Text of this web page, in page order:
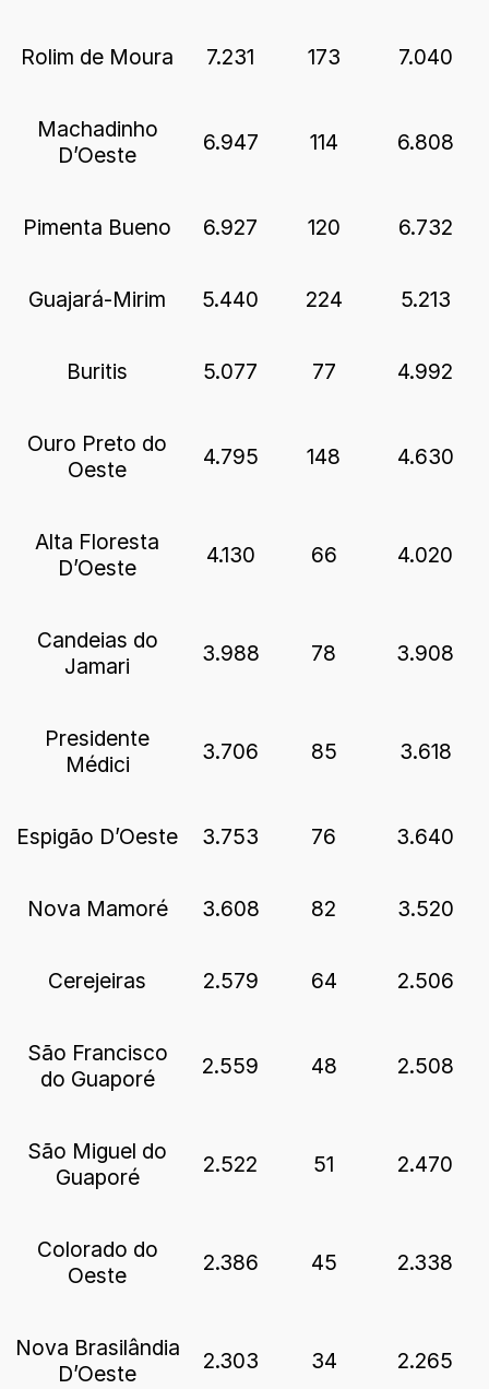
Rolim de Moura 7.231 173 7.040
Machadinho
D’Oeste
6.947 114 6.808
Pimenta Bueno 6.927 120 6.732
Guajará-Mirim 5.440 224 5.213
Buritis 5.077 77 4.992
Ouro Preto do
Oeste
4.795 148 4.630
Alta Floresta
D’Oeste
4.130 66 4.020
Candeias do
Jamari
3.988 78 3.908
Presidente
Médici
3.706 85 3.618
Espigão D’Oeste 3.753 76 3.640
Nova Mamoré 3.608 82 3.520
Cerejeiras 2.579 64 2.506
São Francisco
do Guaporé
2.559 48 2.508
São Miguel do
Guaporé
2.522 51 2.470
Colorado do
Oeste
2.386 45 2.338
Nova Brasilândia
D’Oeste
2.303 34 2.265